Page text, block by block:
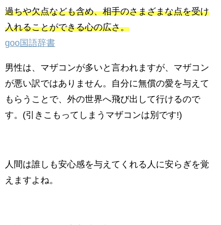
過ちや欠点なども含め、相手のさまざまな点を受け
入れることができる心の広さ。
goo国語辞書
男性は、マザコンが多いと言われますが、マザコン
が悪い訳ではありません。自分に無償の愛を与えて
もらうことで、外の世界へ飛び出して行けるので
す。(引きこもってしまうマザコンは別です!)
人間は誰しも安心感を与えてくれる人に安らぎを覚
えますよね。